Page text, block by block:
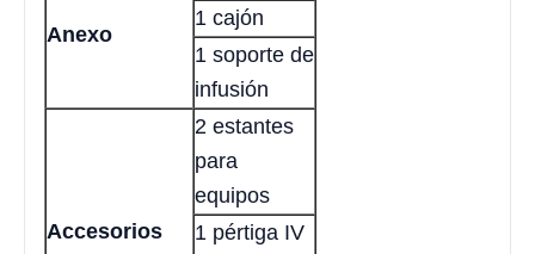
Anexo
1 cajón
1 soporte de
infusión
Accesorios
2 estantes
para
equipos
1 pértiga IV